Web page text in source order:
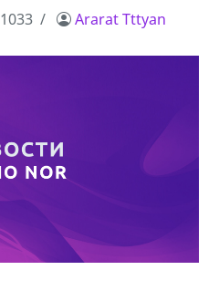
1033 Ararat Tttyan